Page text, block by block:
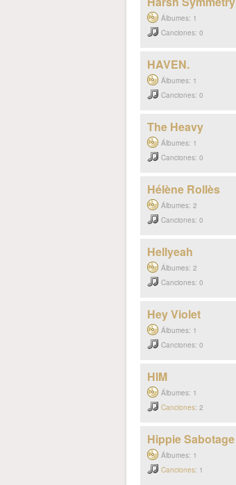
Álbumes: 1
Canciones: 0
HAVEN.
Álbumes: 1
Canciones: 0
The Heavy
Álbumes: 1
Canciones: 0
Hélène Rollès
Álbumes: 2
Canciones: 0
Hellyeah
Álbumes: 2
Canciones: 0
Hey Violet
Álbumes: 1
Canciones: 0
HIM
Álbumes: 1
Canciones: 2
Hippie Sabotage
Álbumes: 1
Canciones: 1